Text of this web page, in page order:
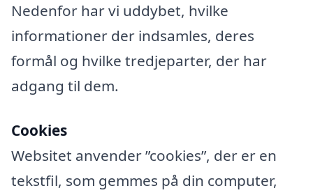
Nedenfor har vi uddybet, hvilke
informationer der indsamles, deres
formål og hvilke tredjeparter, der har
adgang til dem.
Cookies
Websitet anvender ”cookies”, der er en
tekstfil, som gemmes på din computer,